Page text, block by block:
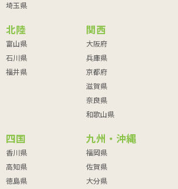
埼玉県
北陸
富山県
石川県
福井県
関西
大阪府
兵庫県
京都府
滋賀県
奈良県
和歌山県
四国
香川県
高知県
徳島県
九州・沖縄
福岡県
佐賀県
大分県